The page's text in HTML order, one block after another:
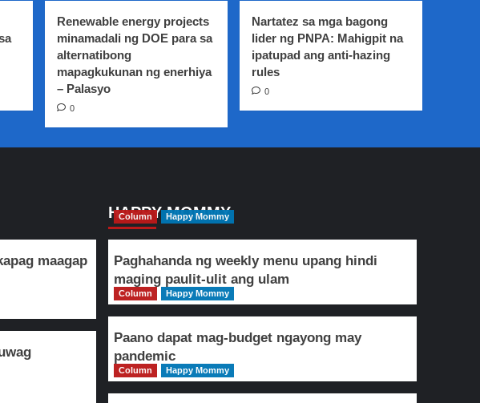
Renewable energy projects
minamadali ng DOE para sa
alternatibong
mapagkukunan ng enerhiya
– Palasyo
0
Nartatez sa mga bagong
lider ng PNPA: Mahigpit na
ipatupad ang anti-hazing
rules
0
maagap
HAPPY MOMMY
Column Happy Mommy
Paghahanda ng weekly menu upang hindi
maging paulit-ulit ang ulam
Column Happy Mommy
Paano dapat mag-budget ngayong may
pandemic
Column Happy Mommy